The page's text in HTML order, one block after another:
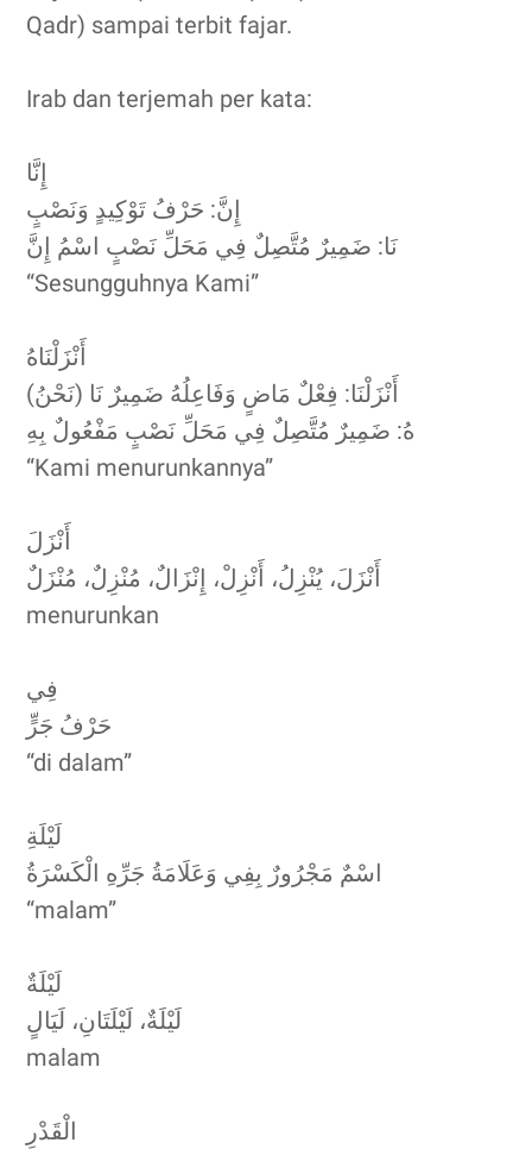
Qadr) sampai terbit fajar.
Irab dan terjemah per kata:
إِنَّا
إِنَّ: حَرْفُ تَوْكِيدٍ وَنَصْبٍ
نَا: ضَمِيرٌ مُتَّصِلٌ فِي مَحَلِّ نَصْبٍ اسْمُ إِنَّ
“Sesungguhnya Kami”
أَنْزَلْنَاهُ
أَنْزَلْنَا: فِعْلٌ مَاضٍ وَفَاعِلُهُ ضَمِيرٌ نَا (نَحْنُ)
هُ: ضَمِيرٌ مُتَّصِلٌ فِي مَحَلِّ نَصْبٍ مَفْعُولٌ بِهِ
“Kami menurunkannya”
أَنْزَلَ
أَنْزَلَ، يُنْزِلُ، أَنْزِلْ، إِنْزَالٌ، مُنْزِلٌ، مُنْزَلٌ
menurunkan
فِي
حَرْفُ جَرٍّ
“di dalam”
لَيْلَةِ
اسْمٌ مَجْرُورٌ بِفِي وَعَلَامَةُ جَرِّهِ الْكَسْرَةُ
“malam”
لَيْلَةٌ
لَيْلَةٌ، لَيْلَتَانِ، لَيَالٍ
malam
الْقَدْرِ